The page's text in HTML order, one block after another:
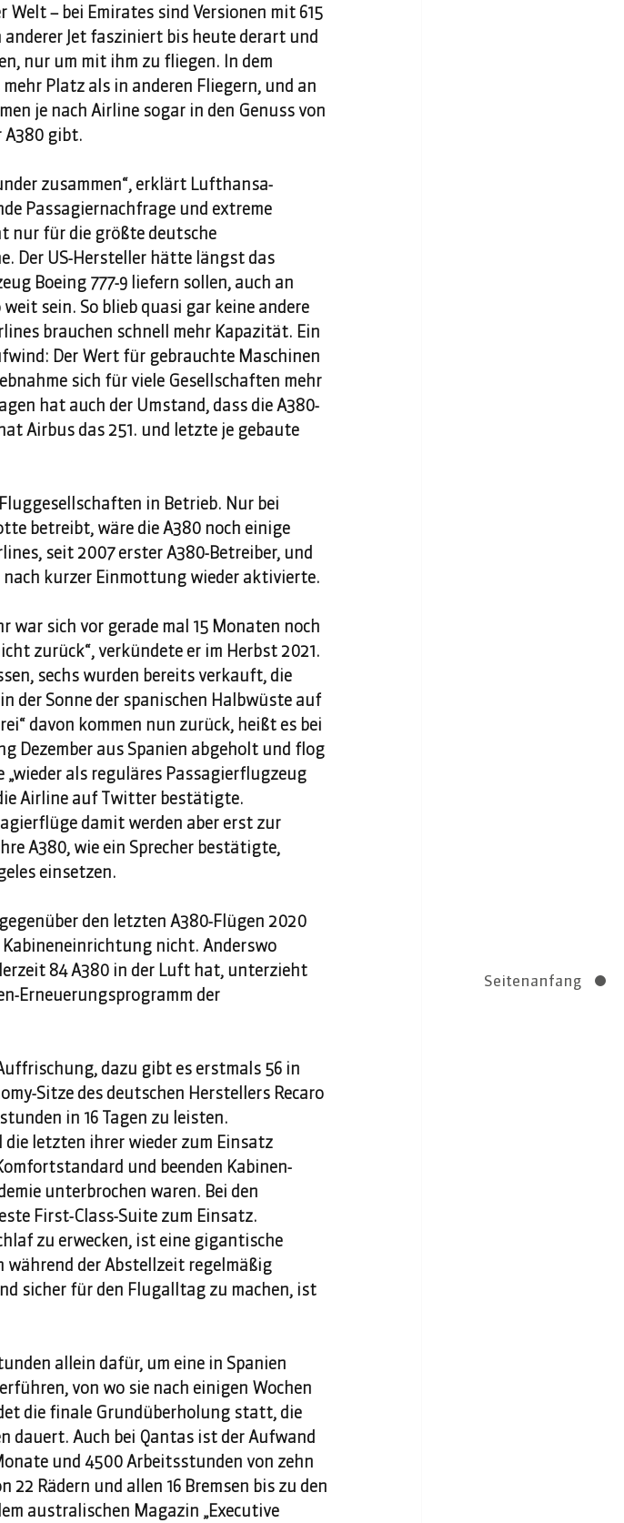
Seitenanfang
– bei Emirates sind Versionen mit 615
Jet fasziniert bis heute derart und
nur um mit ihm zu fliegen. In dem
Platz als in anderen Fliegern, und an
je nach Airline sogar in den Genuss von
A380 gibt.
zusammen“, erklärt Lufthansa-
Passagiernachfrage und extreme
nur für die größte deutsche
Der US-Hersteller hätte längst das
Boeing 777-9 liefern sollen, auch an
sein. So blieb quasi gar keine andere
brauchen schnell mehr Kapazität. Ein
Der Wert für gebrauchte Maschinen
sich für viele Gesellschaften mehr
hat auch der Umstand, dass die A380-
Airbus das 251. und letzte je gebaute
in Betrieb. Nur bei
betreibt, wäre die A380 noch einige
seit 2007 erster A380-Betreiber, und
nach kurzer Einmottung wieder aktivierte.
war sich vor gerade mal 15 Monaten noch
zurück“, verkündete er im Herbst 2021.
sechs wurden bereits verkauft, die
der Sonne der spanischen Halbwüste auf
davon kommen nun zurück, heißt es bei
Dezember aus Spanien abgeholt und flog
als reguläres Passagierflugzeug
Airline auf Twitter bestätigte.
damit werden aber erst zur
A380, wie ein Sprecher bestätigte,
einsetzen.
den letzten A380-Flügen 2020
nicht. Anderswo
84 A380 in der Luft hat, unterzieht
Erneuerungsprogramm der
dazu gibt es erstmals 56 in
Sitze des deutschen Herstellers Recaro
in 16 Tagen zu leisten.
letzten ihrer wieder zum Einsatz
und beenden Kabinen-
unterbrochen waren. Bei den
First-Class-Suite zum Einsatz.
zu erwecken, ist eine gigantische
während der Abstellzeit regelmäßig
sicher für den Flugalltag zu machen, ist
allein dafür, um eine in Spanien
von wo sie nach einigen Wochen
die finale Grundüberholung statt, die
dauert. Auch bei Qantas ist der Aufwand
und 4500 Arbeitsstunden von zehn
Rädern und allen 16 Bremsen bis zu den
australischen Magazin „Executive